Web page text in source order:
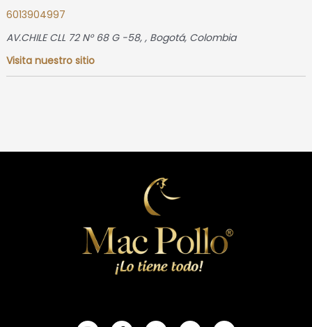
6013904997
AV.CHILE CLL 72 N° 68 G -58, , Bogotá, Colombia
Visita nuestro sitio